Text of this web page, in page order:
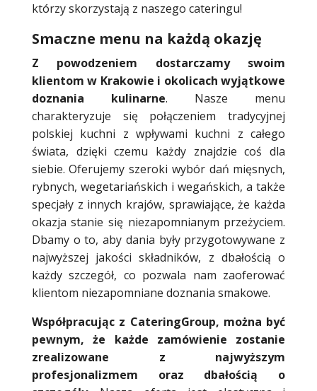
którzy skorzystają z naszego cateringu!
Smaczne menu na każdą okazję
Z powodzeniem dostarczamy swoim
klientom w Krakowie i okolicach wyjątkowe
doznania kulinarne. Nasze menu
charakteryzuje się połączeniem tradycyjnej
polskiej kuchni z wpływami kuchni z całego
świata, dzięki czemu każdy znajdzie coś dla
siebie. Oferujemy szeroki wybór dań mięsnych,
rybnych, wegetariańskich i wegańskich, a także
specjały z innych krajów, sprawiające, że każda
okazja stanie się niezapomnianym przeżyciem.
Dbamy o to, aby dania były przygotowywane z
najwyższej jakości składników, z dbałością o
każdy szczegół, co pozwala nam zaoferować
klientom niezapomniane doznania smakowe.
Współpracując z CateringGroup, można być
pewnym, że każde zamówienie zostanie
zrealizowane z najwyższym
profesjonalizmem oraz dbałością o